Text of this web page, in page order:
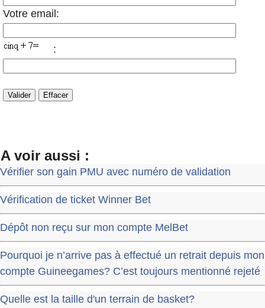
Votre email:
:
A voir aussi :
Vérifier son gain PMU avec numéro de validation
Vérification de ticket Winner Bet
Dépôt non reçu sur mon compte MelBet
Pourquoi je n’arrive pas à effectué un retrait depuis mon
compte Guineegames? C’est toujours mentionné rejeté
Quelle est la taille d'un terrain de basket?